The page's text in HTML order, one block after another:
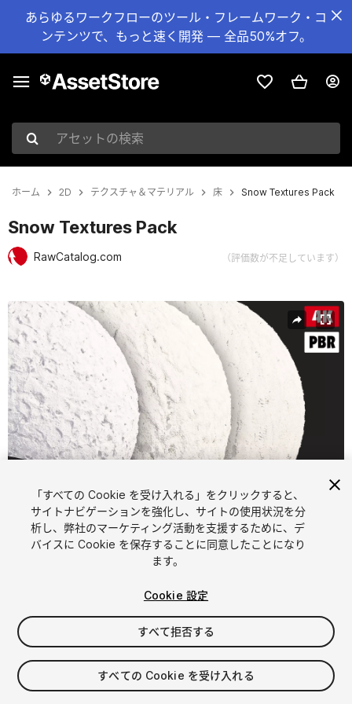
あらゆるワークフローのツール・フレームワーク・コ
ンテンツで、もっと速く開発 — 全品50%オフ。
アセットの検索
ホーム 2D テクスチャ＆マテリアル 床 Snow Textures Pack
Snow Textures Pack
RawCatalog.com （評価数が不足しています）
現在のスライド：1 / 5
1 /5
$4.99
消費税は決済時に計算されます
「すべての Cookie を受け入れる」をクリックすると、
サイトナビゲーションを強化し、サイトの使用状況を分
析し、弊社のマーケティング活動を支援するために、デ
バイスに Cookie を保存することに同意したことになり
ます。
Cookie 設定
すべて拒否する
すべての Cookie を受け入れる